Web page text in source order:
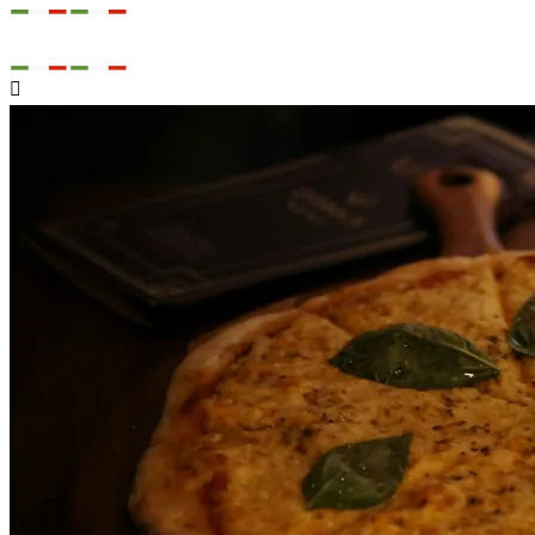

Svobody 561/16
Přestává rozvážet v 21:30